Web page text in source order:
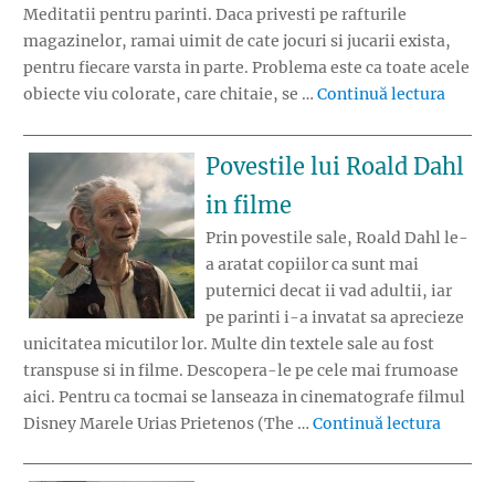
Meditatii pentru parinti. Daca privesti pe rafturile
magazinelor, ramai uimit de cate jocuri si jucarii exista,
pentru fiecare varsta in parte. Problema este ca toate acele
obiecte viu colorate, care chitaie, se … Continuă lectura
Povestile lui Roald Dahl
in filme
Prin povestile sale, Roald Dahl le-
a aratat copiilor ca sunt mai
puternici decat ii vad adultii, iar
pe parinti i-a invatat sa aprecieze
unicitatea micutilor lor. Multe din textele sale au fost
transpuse si in filme. Descopera-le pe cele mai frumoase
aici. Pentru ca tocmai se lanseaza in cinematografe filmul
Disney Marele Urias Prietenos (The … Continuă lectura